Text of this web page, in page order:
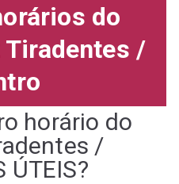
do
/
horário do
/
ÚTEIS?